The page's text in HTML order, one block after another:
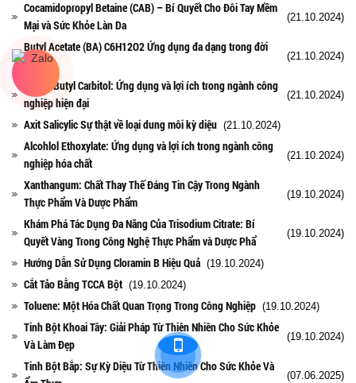
Cocamidopropyl Betaine (CAB) – Bí Quyết Cho Đôi Tay Mềm
Mại và Sức Khỏe Làn Da
(21.10.2024)
Butyl Acetate (BA) C6H12O2 Ứng dụng đa dạng trong đời
sống
(21.10.2024)
BCA – Butyl Carbitol: Ứng dụng và lợi ích trong ngành công
nghiệp hiện đại
(21.10.2024)
Axit Salicylic Sự thật về loại dung môi kỳ diệu (21.10.2024)
Alcohlol Ethoxylate: Ứng dụng và lợi ích trong ngành công
nghiệp hóa chất
(21.10.2024)
Xanthangum: Chất Thay Thế Đáng Tin Cậy Trong Ngành
Thực Phẩm Và Dược Phẩm
(19.10.2024)
Khám Phá Tác Dụng Đa Năng Của Trisodium Citrate: Bí
Quyết Vàng Trong Công Nghệ Thực Phẩm và Dược Phẩ
(19.10.2024)
Hướng Dẫn Sử Dụng Cloramin B Hiệu Quả (19.10.2024)
Cắt Tảo Bằng TCCA Bột (19.10.2024)
Toluene: Một Hóa Chất Quan Trọng Trong Công Nghiệp (19.10.2024)
Tinh Bột Khoai Tây: Giải Pháp Từ Thiên Nhiên Cho Sức Khỏe
Và Làm Đẹp
(19.10.2024)
Tinh Bột Bắp: Sự Kỳ Diệu Từ Thiên Nhiên Cho Sức Khỏe Và
(07.06.2025)